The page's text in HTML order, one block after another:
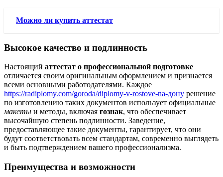
Можно ли купить аттестат
Высокое качество и подлинность
Настоящий аттестат о профессиональной подготовке
отличается своим оригинальным оформлением и признается
всеми основными работодателями. Каждое
https://radiplomy.com/goroda/diplomy-v-rostove-na-дону решение
по изготовлению таких документов использует официальные
макеты и методы, включая гознак, что обеспечивает
высочайшую степень подлинности. Заведение,
предоставляющее такие документы, гарантирует, что они
будут соответствовать всем стандартам, современно выглядеть
и быть подтверждением вашего профессионализма.
Преимущества и возможности